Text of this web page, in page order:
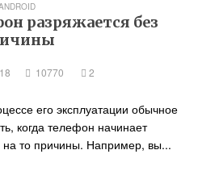
разряжается без
10770 2
его эксплуатации обычное
когда телефон начинает
на то причины. Например, вы...